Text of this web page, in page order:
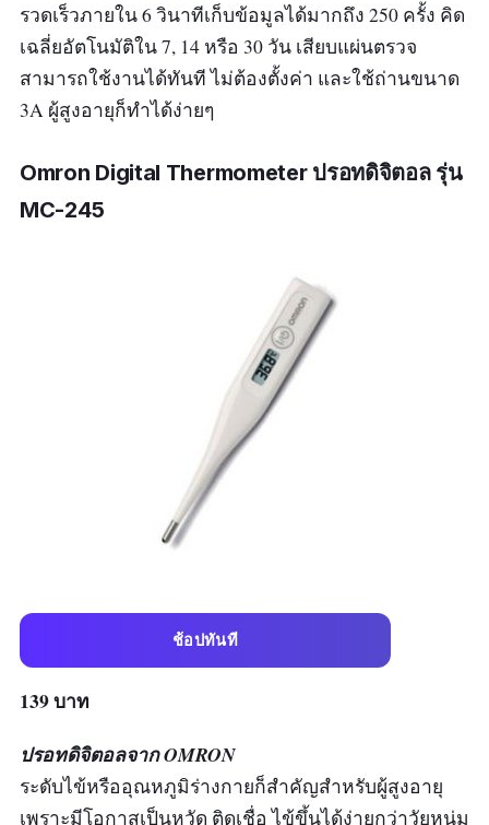
รวดเร็วภายใน 6 วินาทีเก็บข้อมูลได้มากถึง 250 ครั้ง คิด
เฉลี่ยอัตโนมัติใน 7, 14 หรือ 30 วัน เสียบแผ่นตรวจ
สามารถใช้งานได้ทันที ไม่ต้องตั้งค่า และใช้ถ่านขนาด
3A ผู้สูงอายุก็ทำได้ง่ายๆ
Omron Digital Thermometer ปรอทดิจิตอล รุ่น
MC-245
ช้อปทันที
139 บาท
ปรอทดิจิตอลจาก OMRON
ระดับไข้หรืออุณหภูมิร่างกายก็สำคัญสำหรับผู้สูงอายุ
เพราะมีโอกาสเป็นหวัด ติดเชื่อ ไข้ขึ้นได้ง่ายกว่าวัยหนุ่ม